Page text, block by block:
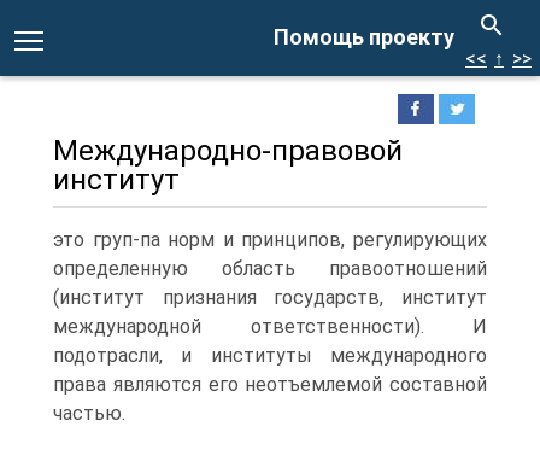
Помощь проекту
<< ↑ >>
Международно-правовой
институт
это груп-па норм и принципов, регулирующих
определенную область правоотношений
(институт признания государств, институт
международной ответственности). И
подотрасли, и институты международного
права являются его неотъемлемой составной
частью.